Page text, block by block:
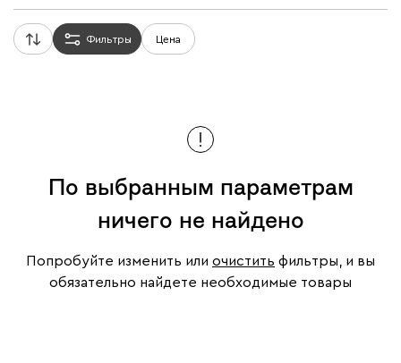
Фильтры Цена
По выбранным параметрам
ничего не найдено
Попробуйте изменить или очистить фильтры, и вы
обязательно найдете необходимые товары